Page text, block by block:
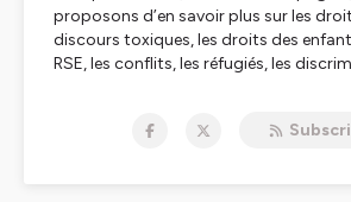
proposons d’en savoir plus sur les
discours toxiques, les droits des
RSE, les conflits, les réfugiés, les
Merci à celles et ceux qui ont prêter